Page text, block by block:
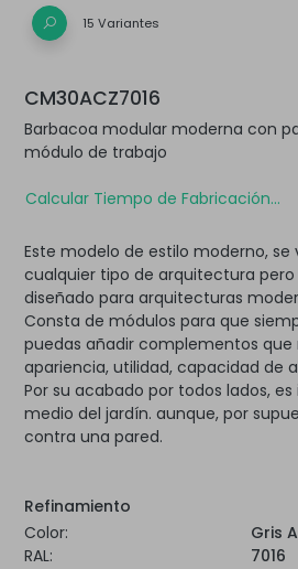
15 Variantes
CM30ACZ7016
Barbacoa modular moderna con
módulo de trabajo
Calcular Tiempo de Fabricación...
Este modelo de estilo moderno, se
cualquier tipo de arquitectura
diseñado para arquitecturas
Consta de módulos para que
puedas añadir complementos que
apariencia, utilidad, capacidad de
Por su acabado por todos lados,
medio del jardín. aunque, por
contra una pared.
Refinamiento
Color:
Gris
RAL:
7016